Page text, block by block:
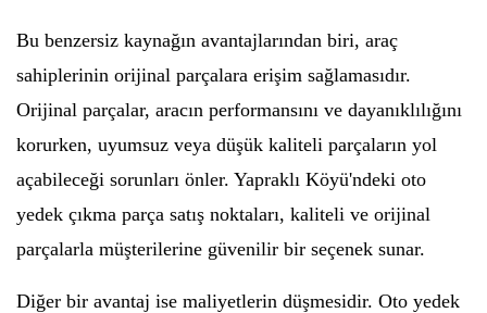
Bu benzersiz kaynağın avantajlarından biri, araç
sahiplerinin orijinal parçalara erişim sağlamasıdır.
Orijinal parçalar, aracın performansını ve dayanıklılığını
korurken, uyumsuz veya düşük kaliteli parçaların yol
açabileceği sorunları önler. Yapraklı Köyü'ndeki oto
yedek çıkma parça satış noktaları, kaliteli ve orijinal
parçalarla müşterilerine güvenilir bir seçenek sunar.
Diğer bir avantaj ise maliyetlerin düşmesidir. Oto yedek